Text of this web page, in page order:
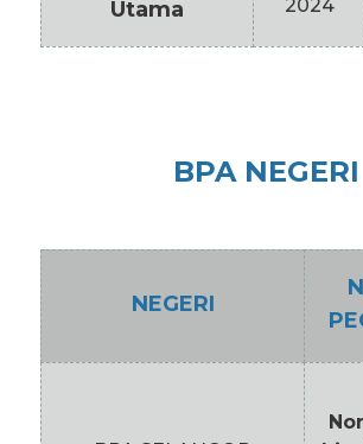
Utama
2024
BPA NEGERI
NEGERI